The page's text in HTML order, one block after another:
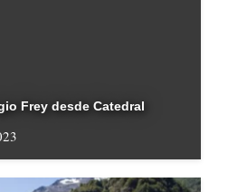
Frey desde Catedral